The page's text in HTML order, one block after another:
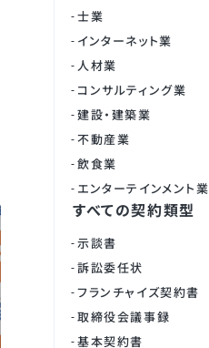
士業
インターネット業
人材業
コンサルティング業
建設・建築業
不動産業
飲食業
エンターテインメント業
すべての契約類型
示談書
訴訟委任状
フランチャイズ契約書
取締役会議事録
基本契約書